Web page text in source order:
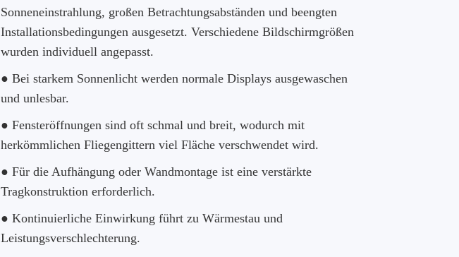
Sonneneinstrahlung, großen Betrachtungsabständen und beengten
Installationsbedingungen ausgesetzt. Verschiedene Bildschirmgrößen
wurden individuell angepasst.
● Bei starkem Sonnenlicht werden normale Displays ausgewaschen
und unlesbar.
● Fensteröffnungen sind oft schmal und breit, wodurch mit
herkömmlichen Fliegengittern viel Fläche verschwendet wird.
● Für die Aufhängung oder Wandmontage ist eine verstärkte
Tragkonstruktion erforderlich.
● Kontinuierliche Einwirkung führt zu Wärmestau und
Leistungsverschlechterung.